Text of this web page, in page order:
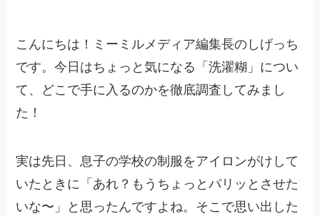
こんにちは！ミーミルメディア編集長のしげっち
です。今日はちょっと気になる「洗濯糊」につい
て、どこで手に入るのかを徹底調査してみまし
た！
実は先日、息子の学校の制服をアイロンがけして
いたときに「あれ？もうちょっとパリッとさせた
いな〜」と思ったんですよね。そこで思い出した